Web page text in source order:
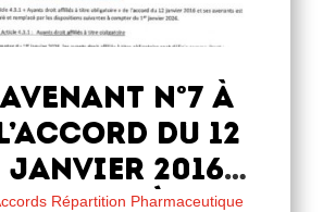
AVENANT n°7 à
du 12
janvier 2016
Répartition Pharmaceutique